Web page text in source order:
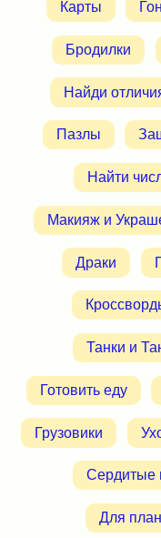
Карты
Бродилки
Найди
Пазлы
Найти
Макияж и
Драки
Танки и
Готовить еду
Грузовики
Сердитые
Для